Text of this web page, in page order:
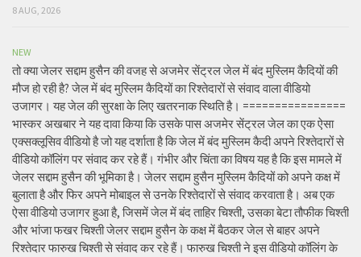
8 AUG, 2026
NEW
तो क्या जेलर सद्दाम हुसैन की वजह से अजमेर सेंट्रल जेल में बंद मुस्लिम कैदियों की
मौज हो रही है? जेल में बंद मुस्लिम कैदियों का रिश्तेदारों से संवाद वाला वीडियो
उजागर। यह जेल की सुरक्षा के लिए खतरनाक स्थिति है। ================
भास्कर अखबार ने यह दावा किया कि उसके पास अजमेर सेंट्रल जेल का एक ऐसा
एक्सक्लूसिव वीडियो है जो यह दर्शाता है कि जेल में बंद मुस्लिम कैदी अपने रिश्तेदारों से
वीडियो कॉलिंग पर संवाद कर रहे हैं। गंभीर और चिंता का विषय यह है कि इस मामले में
जेलर सद्दाम हुसैन की भूमिका है। जेलर सद्दाम हुसैन मुस्लिम कैदियों को अपने कक्ष में
बुलाता है और फिर अपने मोबाइल से उनके रिश्तेदारों से संवाद करवाता है। अब एक
ऐसा वीडियो उजागर हुआ है, जिसमें जेल में बंद ताहिर चिश्ती, उसका बेटा तौफीक चिश्ती
और भांजा फखर चिश्ती जेलर सद्दाम हुसैन के कक्ष में बैठकर जेल से बाहर अपने
रिश्तेदार फारुख चिश्ती से संवाद कर रहे हैं। फारुख चिश्ती ने इस वीडियो कॉलिंग के